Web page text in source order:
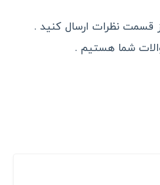
قسمت نظرات ارسال کنید .
شما هستیم .